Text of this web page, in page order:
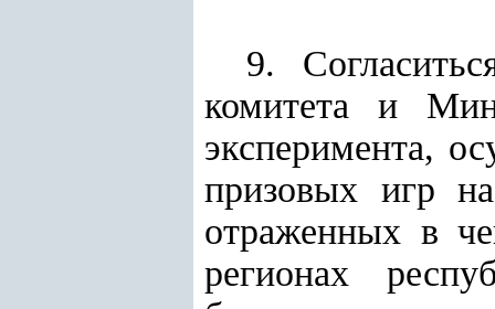
9.
комитета и
эксперимента,
призовых игр
отраженных в
регионах